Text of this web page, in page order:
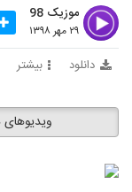
148 موزیک 98
۲۹ مهر ۱۳۹۸
دانلود بیشتر
ویدیوهای